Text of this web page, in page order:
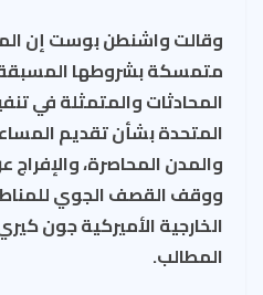
وقالت واشنطن بوست إن
متمسكة بشروطها
المحادثات والمتمثلة في
المتحدة بشأن تقديم
والمدن المحاصرة،
ووقف القصف الجوي
الخارجية الأميركية جون
المطالب.